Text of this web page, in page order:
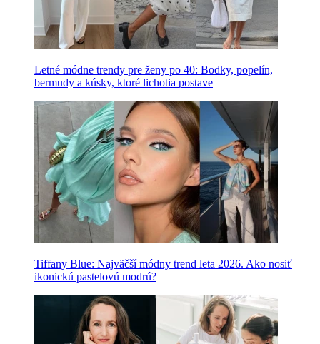
Letné módne trendy pre ženy po 40: Bodky, popelín,
bermudy a kúsky, ktoré lichotia postave
Tiffany Blue: Najväčší módny trend leta 2026. Ako nosiť
ikonickú pastelovú modrú?